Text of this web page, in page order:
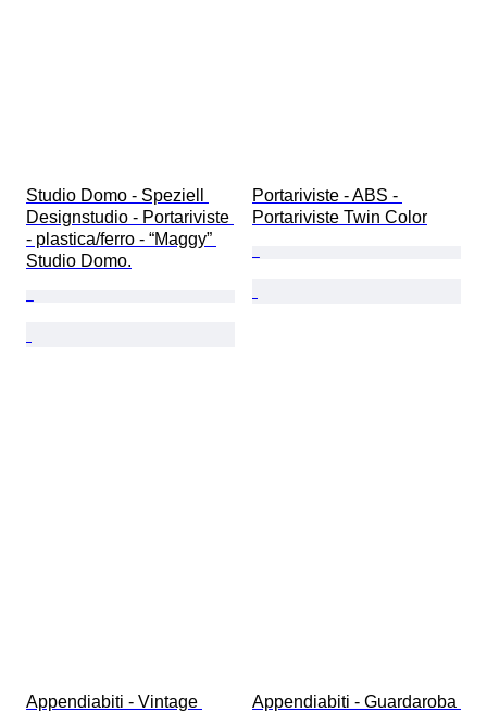
Studio Domo - Speziell
Designstudio - Portariviste
- plastica/ferro - “Maggy”
Studio Domo.
Portariviste - ABS -
Portariviste Twin Color
Appendiabiti - Vintage
Appendiabiti - Guardaroba